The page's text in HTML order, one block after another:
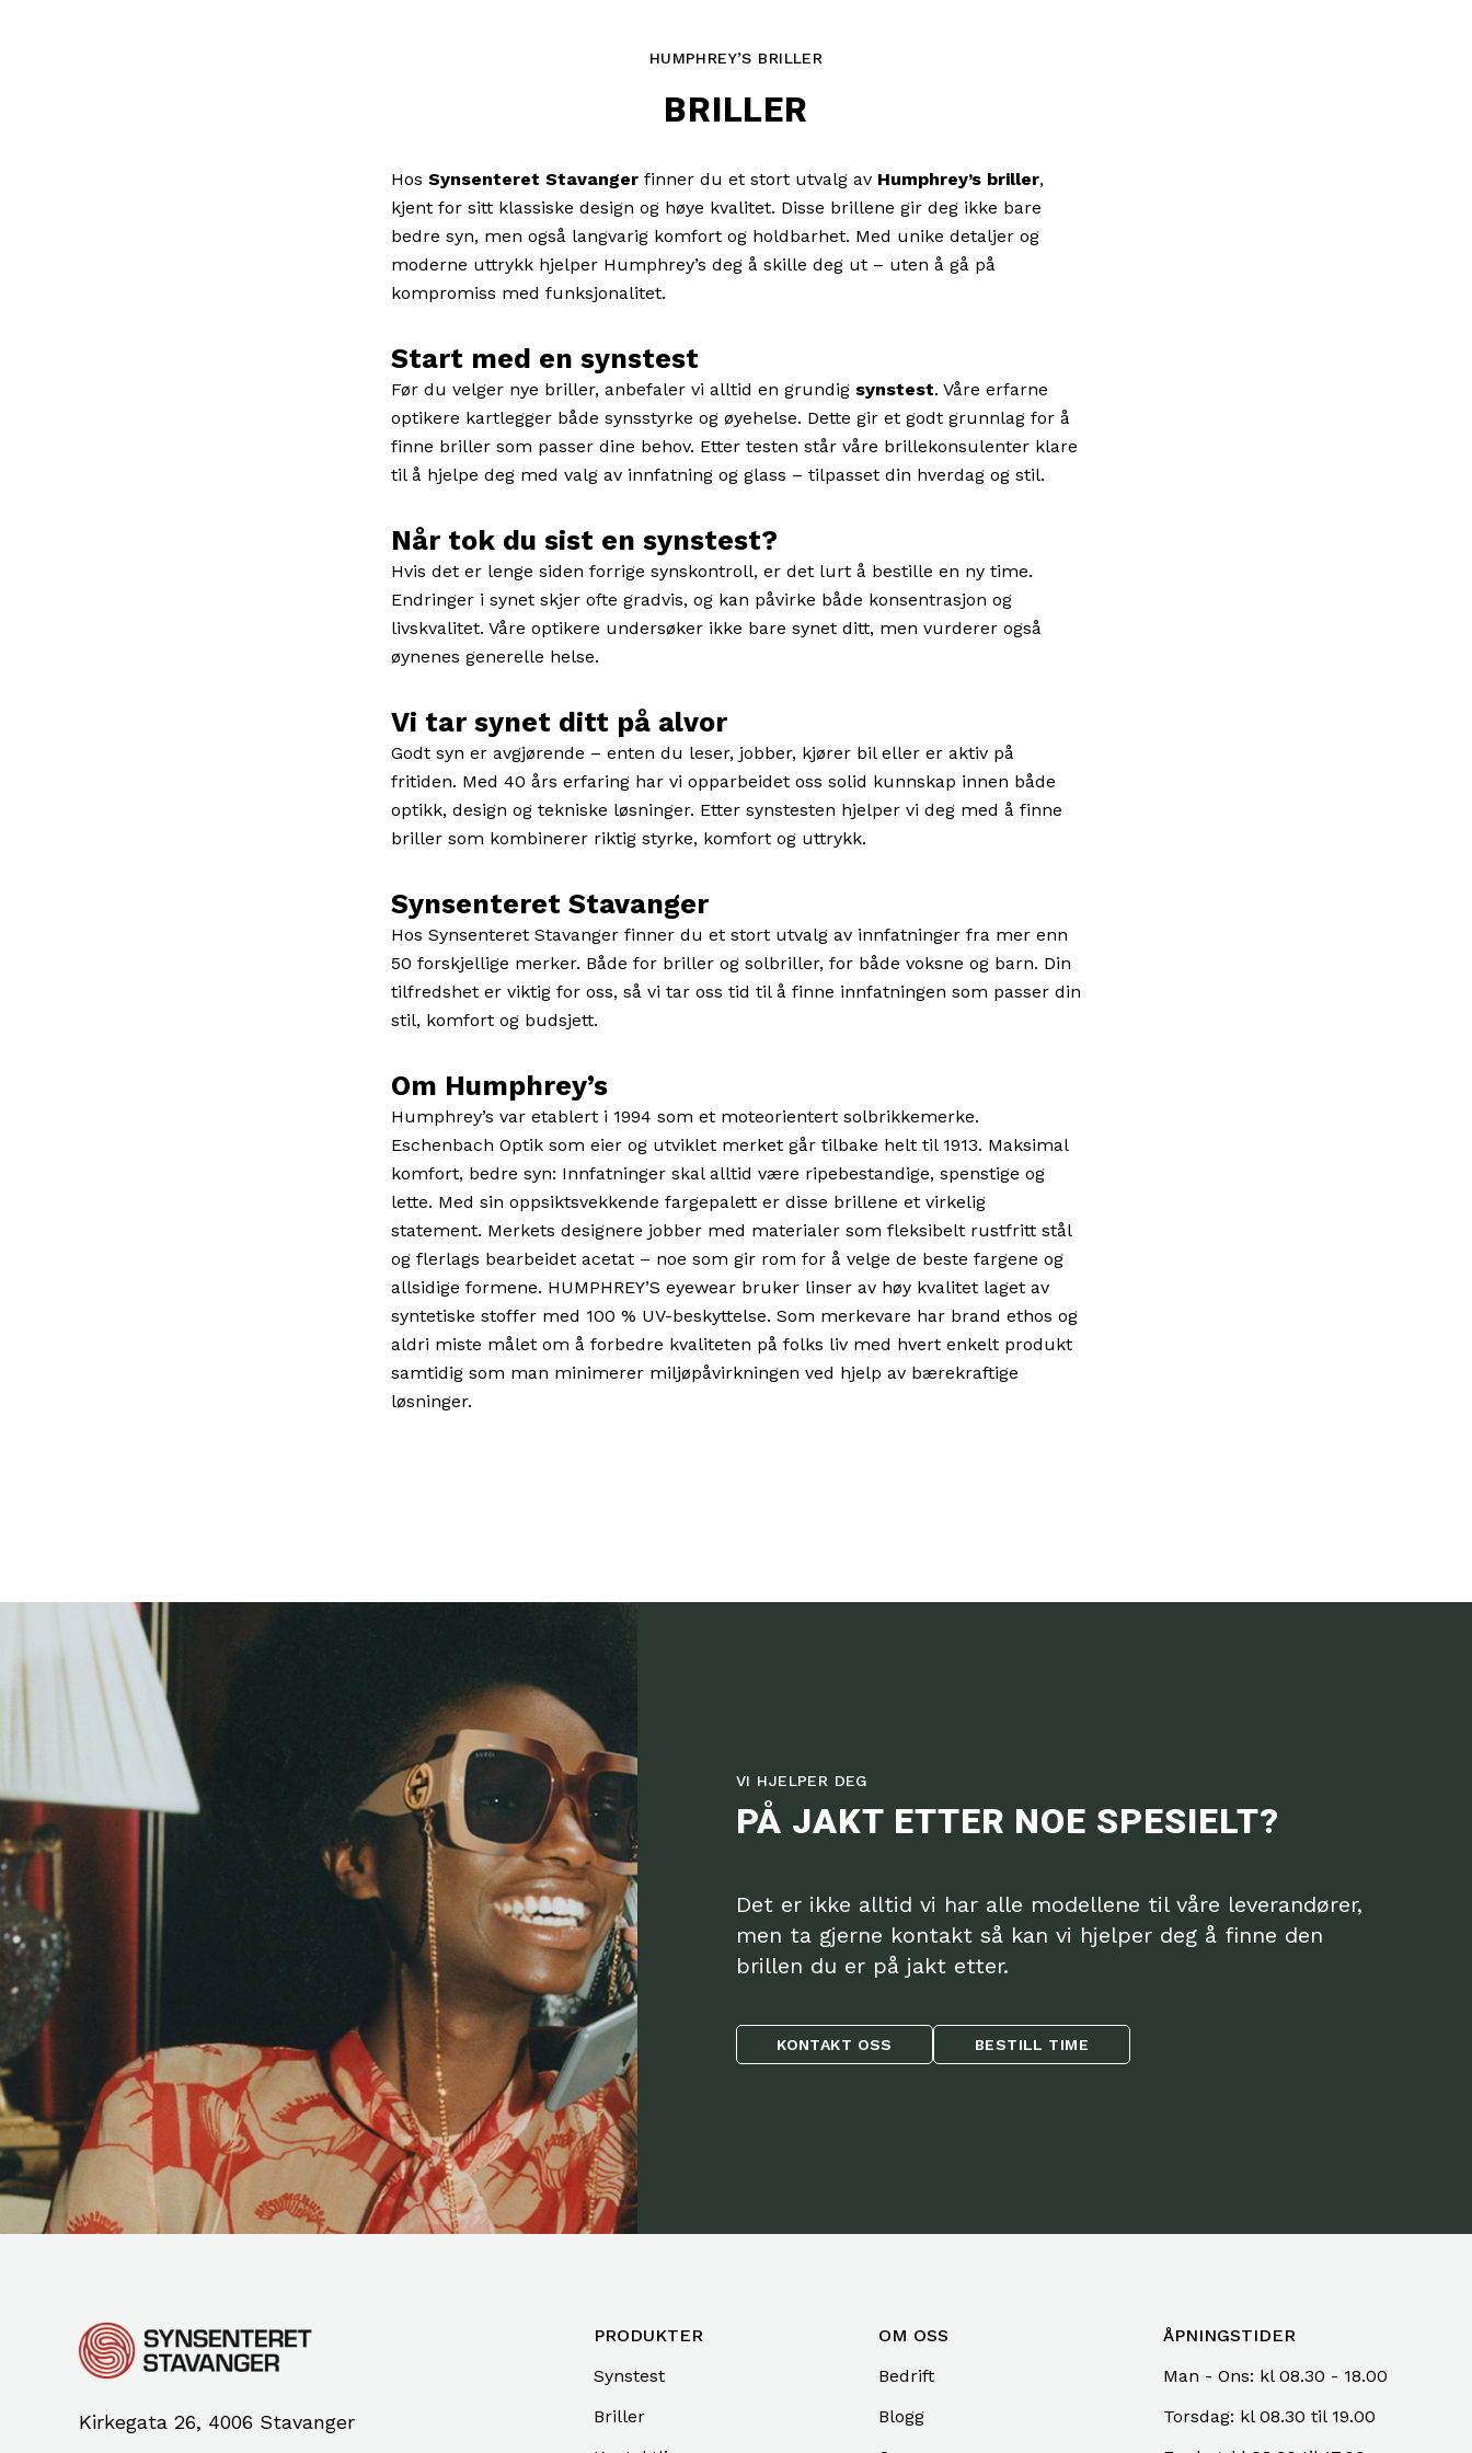
HUMPHREY’S BRILLER
BRILLER
Hos Synsenteret Stavanger finner du et stort utvalg av Humphrey’s briller,
kjent for sitt klassiske design og høye kvalitet. Disse brillene gir deg ikke bare
bedre syn, men også langvarig komfort og holdbarhet. Med unike detaljer og
moderne uttrykk hjelper Humphrey’s deg å skille deg ut – uten å gå på
kompromiss med funksjonalitet.
Start med en synstest
Før du velger nye briller, anbefaler vi alltid en grundig synstest. Våre erfarne
optikere kartlegger både synsstyrke og øyehelse. Dette gir et godt grunnlag for å
finne briller som passer dine behov. Etter testen står våre brillekonsulenter klare
til å hjelpe deg med valg av innfatning og glass – tilpasset din hverdag og stil.
Når tok du sist en synstest?
Hvis det er lenge siden forrige synskontroll, er det lurt å bestille en ny time.
Endringer i synet skjer ofte gradvis, og kan påvirke både konsentrasjon og
livskvalitet. Våre optikere undersøker ikke bare synet ditt, men vurderer også
øynenes generelle helse.
Vi tar synet ditt på alvor
Godt syn er avgjørende – enten du leser, jobber, kjører bil eller er aktiv på
fritiden. Med 40 års erfaring har vi opparbeidet oss solid kunnskap innen både
optikk, design og tekniske løsninger. Etter synstesten hjelper vi deg med å finne
briller som kombinerer riktig styrke, komfort og uttrykk.
Synsenteret Stavanger
Hos Synsenteret Stavanger finner du et stort utvalg av innfatninger fra mer enn
50 forskjellige merker. Både for briller og solbriller, for både voksne og barn. Din
tilfredshet er viktig for oss, så vi tar oss tid til å finne innfatningen som passer din
stil, komfort og budsjett.
Om Humphrey’s
Humphrey’s var etablert i 1994 som et moteorientert solbrikkemerke.
Eschenbach Optik som eier og utviklet merket går tilbake helt til 1913. Maksimal
komfort, bedre syn: Innfatninger skal alltid være ripebestandige, spenstige og
lette. Med sin oppsiktsvekkende fargepalett er disse brillene et virkelig
statement. Merkets designere jobber med materialer som fleksibelt rustfritt stål
og flerlags bearbeidet acetat – noe som gir rom for å velge de beste fargene og
allsidige formene. HUMPHREY’S eyewear bruker linser av høy kvalitet laget av
syntetiske stoffer med 100 % UV-beskyttelse. Som merkevare har brand ethos og
aldri miste målet om å forbedre kvaliteten på folks liv med hvert enkelt produkt
samtidig som man minimerer miljøpåvirkningen ved hjelp av bærekraftige
løsninger.
VI HJELPER DEG
PÅ JAKT ETTER NOE SPESIELT?
Det er ikke alltid vi har alle modellene til våre leverandører,
men ta gjerne kontakt så kan vi hjelper deg å finne den
brillen du er på jakt etter.
KONTAKT OSS BESTILL TIME
Kirkegata 26, 4006 Stavanger
PRODUKTER
Synstest
Briller
OM OSS
Bedrift
Blogg
ÅPNINGSTIDER
Man - Ons: kl 08.30 - 18.00
Torsdag: kl 08.30 til 19.00